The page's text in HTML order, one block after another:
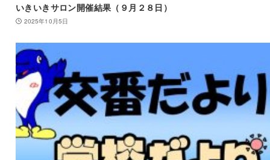
いきいきサロン開催結果（９月２８日）
2025年10月5日